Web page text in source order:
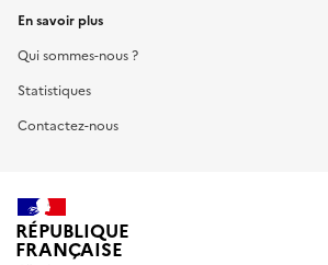
En savoir plus
Qui sommes-nous ?
Statistiques
Contactez-nous
RÉPUBLIQUE
FRANÇAISE